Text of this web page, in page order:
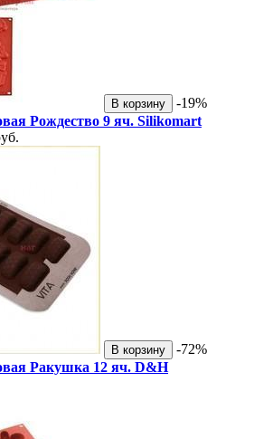
В корзину
-19%
Рождество 9 яч. Silikomart
В корзину
-72%
Ракушка 12 яч. D&H